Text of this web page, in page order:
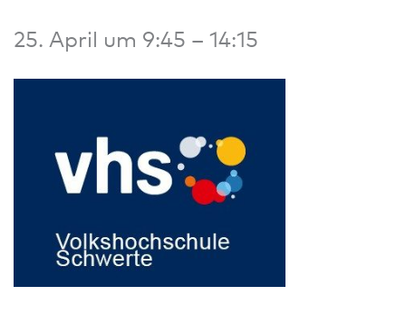
25. April um 9:45 – 14:15